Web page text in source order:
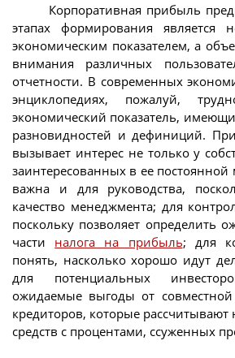
Корпоративная прибыль
этапах формирования является
экономическим показателем, а
внимания различных
отчетности. В современных
энциклопедиях, пожалуй,
экономический показатель,
разновидностей и дефиниций.
вызывает интерес не только у
заинтересованных в ее
важна и для руководства,
качество менеджмента; для
поскольку позволяет определить
части налога на прибыль; для
понять, насколько хорошо идут
для потенциальных
ожидаемые выгоды от совместной
кредиторов, которые рассчитывают
средств с процентами, ссуженных